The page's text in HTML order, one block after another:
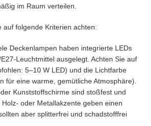
im Raum verteilen.
auf folgende Kriterien achten:
Deckenlampen haben integrierte LEDs
Leuchtmittel ausgelegt. Achten Sie auf
5–10 W LED) und die Lichtfarbe
für eine warme, gemütliche Atmosphäre).
Kunststoffschirme sind stoßfest und
oder Metallakzente geben einen
aber splitterfrei und schadstofffrei